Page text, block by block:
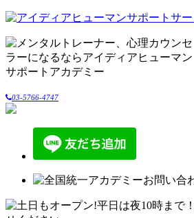
03-5766-4747